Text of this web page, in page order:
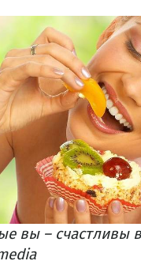
вы – счастливы